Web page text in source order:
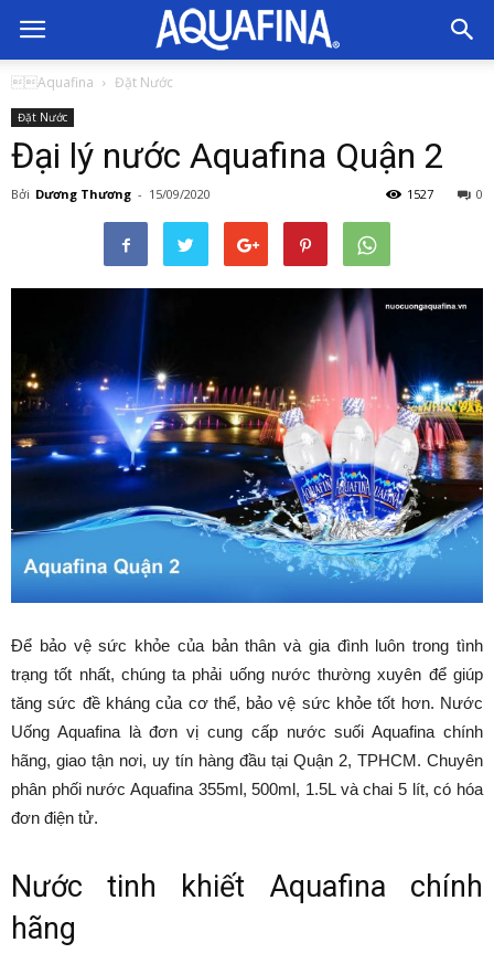
Nước
Uống
Aquafina Đặt Nước
Đặt Nước
Đại lý nước Aquafina Quận 2
Bởi Dương Thương - 15/09/2020 0
1527
Để bảo vệ sức khỏe của bản thân và gia đình luôn trong tình
trạng tốt nhất, chúng ta phải uống nước thường xuyên để giúp
tăng sức đề kháng của cơ thể, bảo vệ sức khỏe tốt hơn. Nước
Uống Aquafina là đơn vị cung cấp nước suối Aquafina chính
hãng, giao tận nơi, uy tín hàng đầu tại Quận 2, TPHCM. Chuyên
phân phối nước Aquafina 355ml, 500ml, 1.5L và chai 5 lít, có hóa
đơn điện tử.
Nước tinh khiết Aquafina chính
hãng